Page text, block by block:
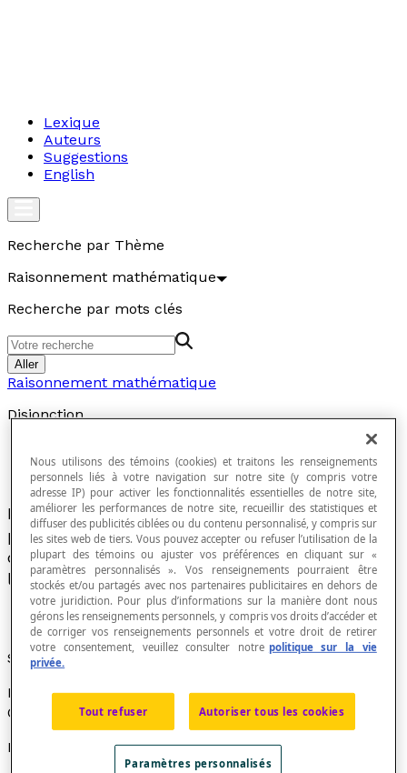
Lexique
Auteurs
Suggestions
English
Recherche par Thème
Raisonnement mathématique
Recherche par mots clés
Aller
Raisonnement mathématique
Disjonction
La disjonction de deuxpropositions P et Q est la
proposition qui est vraie si l’une au moins des
deux propositions P et Q est vraie, et fausse si
les deux propositions sont fausses.
Symbole
La disjonction des propositions P et Q est notée « P ∨
Q » et se lit « P ou Q ».
Propriété
Nous utilisons des témoins (cookies) et traitons les renseignements
personnels liés à votre navigation sur notre site (y compris votre
adresse IP) pour activer les fonctionnalités essentielles de notre site,
améliorer les performances de notre site, recueillir des statistiques et
diffuser des publicités ciblées ou du contenu personnalisé, y compris sur
les sites web de tiers. Vous pouvez accepter ou refuser l’utilisation de la
plupart des témoins ou ajuster vos préférences en cliquant sur «
paramètres personnalisés ». Vos renseignements pourraient être
stockés et/ou partagés avec nos partenaires publicitaires en dehors de
votre juridiction. Pour plus d’informations sur la manière dont nous
gérons les renseignements personnels, y compris vos droits d’accéder et
de corriger vos renseignements personnels et votre droit de retirer
votre consentement, veuillez consulter notre politique sur la vie
privée.
Tout refuser Autoriser tous les cookies
Paramètres personnalisés